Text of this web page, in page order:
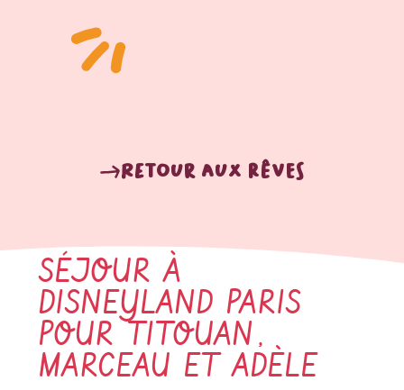
Retour aux rêves
SÉJOUR À
DISNEYLAND PARIS
POUR TITOUAN,
MARCEAU ET ADÈLE